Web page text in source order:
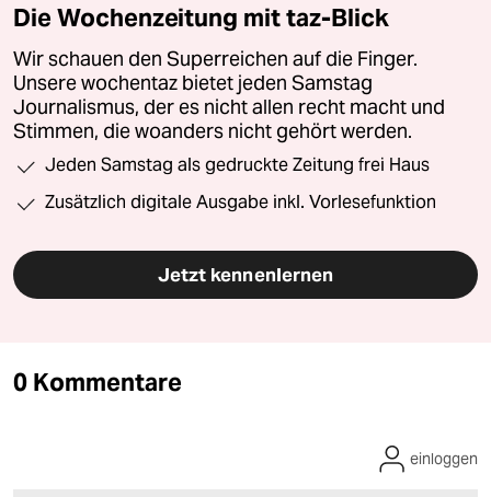
Die Wochenzeitung mit taz-Blick
Wir schauen den Superreichen auf die Finger.
Unsere wochentaz bietet jeden Samstag
Journalismus, der es nicht allen recht macht und
Stimmen, die woanders nicht gehört werden.
Jeden Samstag als gedruckte Zeitung frei Haus
Zusätzlich digitale Ausgabe inkl. Vorlesefunktion
Jetzt kennenlernen
0 Kommentare
einloggen